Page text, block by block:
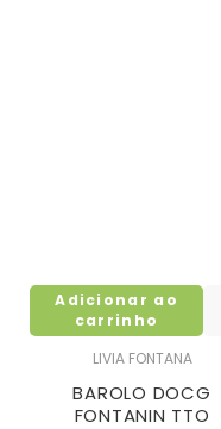
LIVIA FONTANA
BAROLO DOCG
FONTANIN TTO
Adicionar ao
carrinho